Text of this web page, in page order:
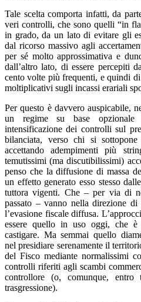
Tale scelta comporta infatti, da
veri controlli, che sono quelli “in
in grado, da un lato di evitare gli
dal ricorso massivo agli
per sé molto approssimativa e
dall’altro lato, di essere percepiti
cento volte più frequenti, e quindi
moltiplicativi sugli incassi erariali
Per questo è davvero auspicabile,
un regime su base
intensificazione dei controlli sul
bilanciata, verso chi si
accettando adempimenti più
temutissimi (ma discutibilissimi)
penso che la diffusione di massa
un effetto generato esso stesso
tuttora vigenti. Che – per via di
passato – vanno nella direzione di
l’evasione fiscale diffusa.
essere quello in uso oggi, che
castigare. Ma semmai quello
nel presidiare serenamente il
del Fisco mediante normalissimi
controlli riferiti agli scambi
controllore (o, comunque, entro
trasgressione).